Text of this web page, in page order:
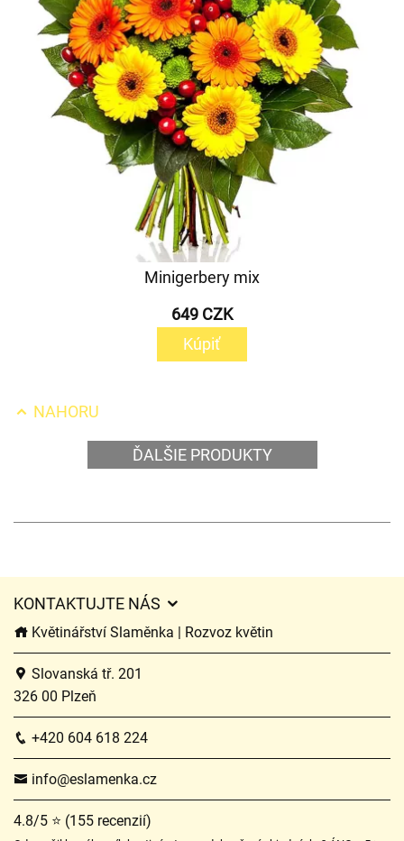
Minigerbery mix
649 CZK
Kúpiť
NAHORU
ĎALŠIE PRODUKTY
KONTAKTUJTE NÁS
Květinářství Slaměnka | Rozvoz květin
Slovanská tř. 201
326 00 Plzeň
+420 604 618 224
info@eslamenka.cz
4.8/5 ⭐ (155 recenzií)